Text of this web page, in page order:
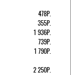
478Р.
355Р.
1 936Р.
739Р.
1 790Р.
2 250Р.